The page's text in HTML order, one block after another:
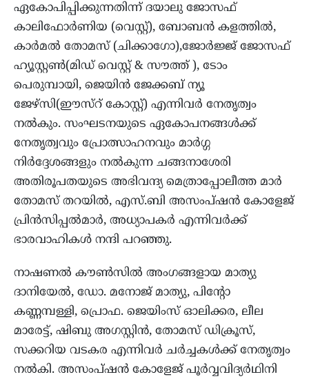
ഏകോപിപ്പിക്കുന്നതിന്ന് ദയാലു ജോസഫ്
കാലിഫോർണിയ (വെസ്റ്റ്), ബോബൻ കളത്തിൽ,
കാർമൽ തോമസ് (ചിക്കാഗോ),ജോർജ്ജ് ജോസഫ്
ഹ്യൂസ്റ്റൺ(മിഡ് വെസ്റ്റ് & സൗത്ത് ), ടോം
പെരുമ്പായി, ജെയിൻ ജേക്കബ് ന്യൂ
ജേഴ്സി(ഈസ്റ് കോസ്റ്റ്) എന്നിവർ നേതൃത്വം
നൽകും. സംഘടനയുടെ ഏകോപനങ്ങൾക്ക്
നേതൃത്വവും പ്രോത്സാഹനവും മാർഗ്ഗ
നിർദ്ദേശങ്ങളും നൽകുന്ന ചങ്ങനാശേരി
അതിരൂപതയുടെ അഭിവന്ദ്യ മെത്രാപ്പോലീത്ത മാർ
തോമസ് തറയിൽ, എസ്.ബി അസംപ്ഷൻ കോളേജ്
പ്രിൻസിപ്പൽമാർ, അധ്യാപകർ എന്നിവർക്ക്
ഭാരവാഹികൾ നന്ദി പറഞ്ഞു.
നാഷണൽ കൗൺസിൽ അംഗങ്ങളായ മാത്യു
ദാനിയേൽ, ഡോ. മനോജ് മാത്യു, പിന്റോ
കണ്ണമ്പള്ളി, പ്രൊഫ. ജെയിംസ് ഓലിക്കര, ലീല
മാരേട്ട്, ഷിബു അഗസ്റ്റിൻ, തോമസ് ഡിക്രൂസ്,
സക്കറിയ വടകര എന്നിവർ ചർച്ചകൾക്ക് നേതൃത്വം
നൽകി. അസംപ്ഷൻ കോളേജ് പൂർവ്വവിദ്യർഥിനി